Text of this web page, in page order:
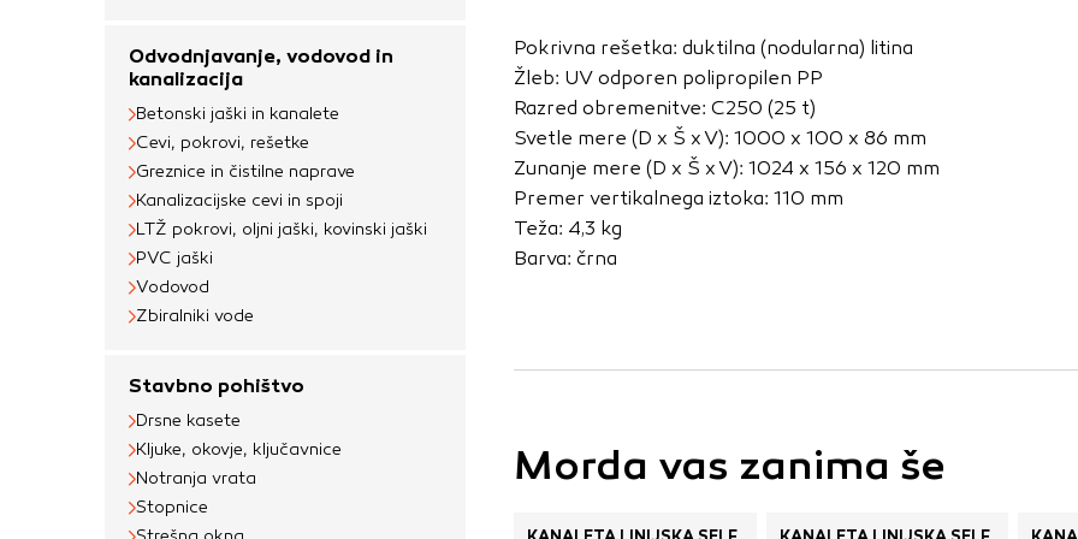
Odvodnjavanje, vodovod in
kanalizacija
Betonski jaški in kanalete
Cevi, pokrovi, rešetke
Greznice in čistilne naprave
Kanalizacijske cevi in spoji
LTŽ pokrovi, oljni jaški, kovinski jaški
PVC jaški
Vodovod
Zbiralniki vode
Stavbno pohištvo
Drsne kasete
Kljuke, okovje, ključavnice
Notranja vrata
Stopnice
Pokrivna rešetka: duktilna (nodularna) litina
Žleb: UV odporen polipropilen PP
Razred obremenitve: C250 (25 t)
Svetle mere (D x Š x V): 1000 x 100 x 86 mm
Zunanje mere (D x Š x V): 1024 x 156 x 120 mm
Premer vertikalnega iztoka: 110 mm
Teža: 4,3 kg
Barva: črna
Morda vas zanima še
na drugih spletnih mestih. Pri delu uporabljajo edinstveno prepoznavanje
naprave. Če zavrnete uporabo teh piškotkov, ne boste deležni našega ciljnega
Potrdi moje izbire